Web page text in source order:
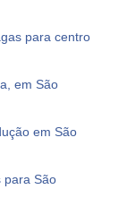
para centro
em São
em São
para São